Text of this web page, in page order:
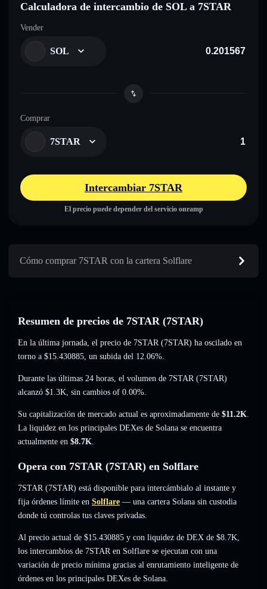
Calculadora de intercambio de SOL a 7STAR
Vender
SOL
Comprar
7STAR
Intercambiar 7STAR
El precio puede depender del servicio onramp
Cómo comprar 7STAR con la cartera Solflare
Resumen de precios de 7STAR (7STAR)
En la última jornada, el precio de 7STAR (7STAR) ha oscilado en
torno a $15.430885, un subida del 12.06%.
Durante las últimas 24 horas, el volumen de 7STAR (7STAR)
alcanzó $1.3K, sin cambios of 0.00%.
Su capitalización de mercado actual es aproximadamente de $11.2K.
La liquidez en los principales DEXes de Solana se encuentra
actualmente en $8.7K.
Opera con 7STAR (7STAR) en Solflare
7STAR (7STAR) está disponible para intercámbialo al instante y
fija órdenes límite en Solflare — una cartera Solana sin custodia
donde tú controlas tus claves privadas.
Al precio actual de $15.430885 y con liquidez de DEX de $8.7K,
los intercambios de 7STAR en Solflare se ejecutan con una
variación de precio mínima gracias al enrutamiento inteligente de
órdenes en los principales DEXes de Solana.